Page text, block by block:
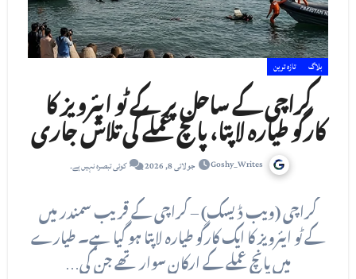
بلاگ تازہ ترین
کراچی کے ساحل پر کے ٹو ایئرویز کا
کارگو طیارہ لاپتا، پانچ عملے کی تلاش جاری
Goshy_Writes جولائی 8, 2026 کوئی تبصرہ نہیں ہے۔
کراچی (ویب ڈیسک) – کراچی کے قریب سمندر میں
کے ٹو ایئرویز کا ایک کارگو طیارہ لاپتا ہو گیا ہے۔ طیارے
میں پانچ عملے کے ارکان سوار تھے جن کی…